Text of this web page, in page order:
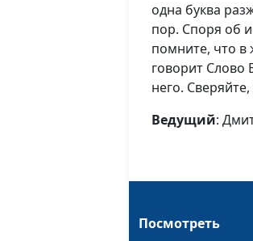
одна буква
пор. Споря об
помните, что в
говорит Слово
него.
Ведущий:
Посмотреть